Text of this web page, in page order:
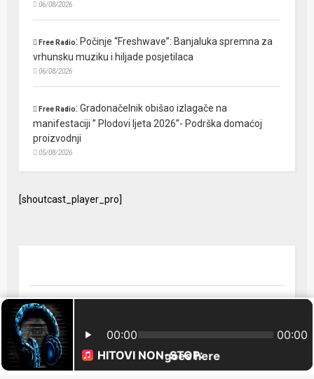
06/08/2026
Free Radio: Počinje “Freshwave”: Banjaluka spremna za
vrhunsku muziku i hiljade posjetilaca
06/08/2026
Free Radio:Gradonačelnik obišao izlagače na
manifestaciji ” Plodovi ljeta 2026”- Podrška domaćoj
proizvodnji
05/08/2026
[shoutcast_player_pro]
© 2024 Free Radio Prijedor. Sva prava zaštićena Designed by